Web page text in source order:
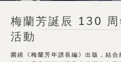
術
交
流
梅蘭芳誕辰 130
活動
圍繞《梅蘭芳年譜長編》出版，結